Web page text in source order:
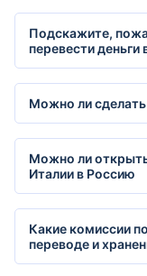
Подскажите,
перевести деньги
Можно ли
Можно ли
Италии в Россию
Какие комиссии
переводе и